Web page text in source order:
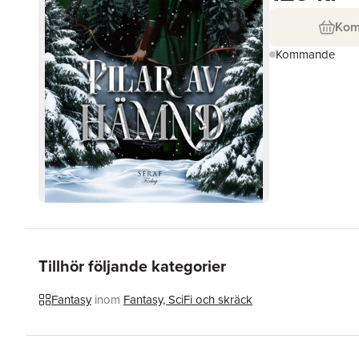
Kommande
Tillhör följande kategorier
Fantasy inom Fantasy, SciFi och skräck